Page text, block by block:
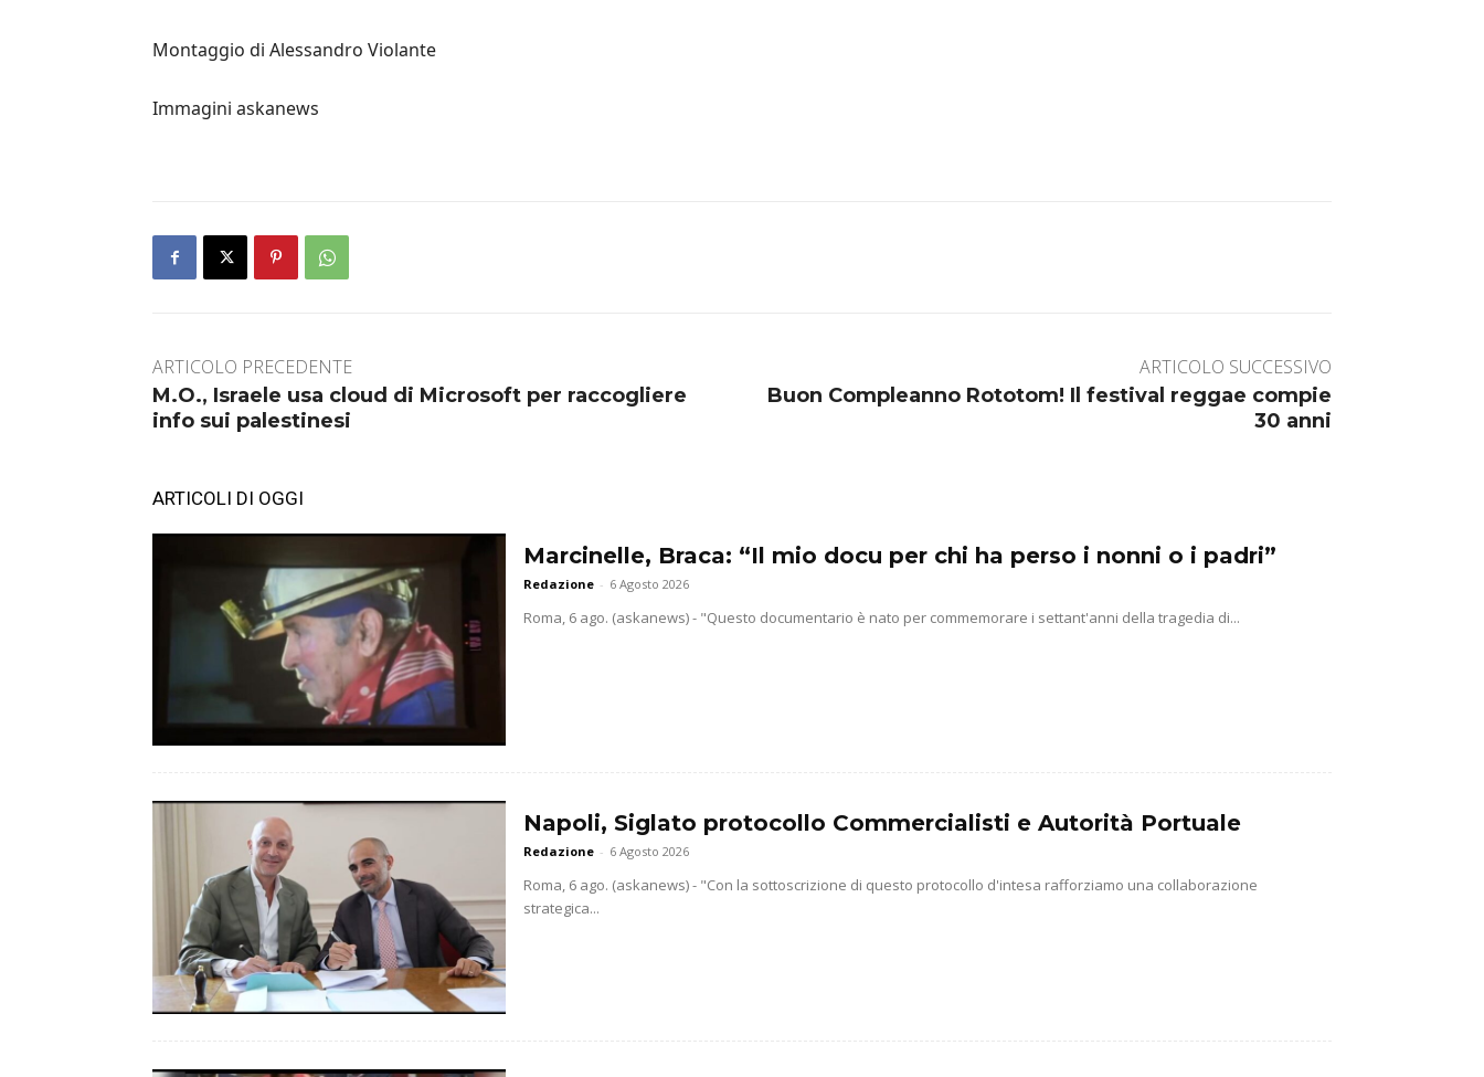
Montaggio di Alessandro Violante
Immagini askanews
ARTICOLO PRECEDENTE
M.O., Israele usa cloud di Microsoft per raccogliere
info sui palestinesi
ARTICOLO SUCCESSIVO
Buon Compleanno Rototom! Il festival reggae compie
30 anni
ARTICOLI DI OGGI
Marcinelle, Braca: “Il mio docu per chi ha perso i nonni o i padri”
Redazione - 6 Agosto 2026
Roma, 6 ago. (askanews) - "Questo documentario è nato per commemorare i settant'anni della tragedia di...
Napoli, Siglato protocollo Commercialisti e Autorità Portuale
Redazione - 6 Agosto 2026
Roma, 6 ago. (askanews) - "Con la sottoscrizione di questo protocollo d'intesa rafforziamo una collaborazione
strategica...